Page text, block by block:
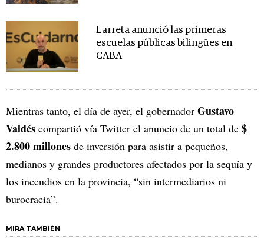
Larreta anunció las primeras
escuelas públicas bilingües en
CABA
Mientras tanto, el día de ayer, el gobernador Gustavo
Valdés compartió vía Twitter el anuncio de un total de $
2.800 millones de inversión para asistir a pequeños,
medianos y grandes productores afectados por la sequía y
los incendios en la provincia, “sin intermediarios ni
burocracia”.
MIRA TAMBIÉN